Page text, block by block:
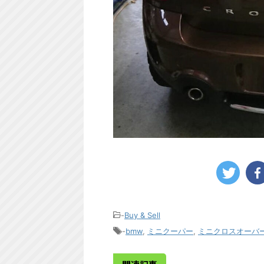
-Buy & Sell
-bmw ミニクーパー ミニクロスオーバ